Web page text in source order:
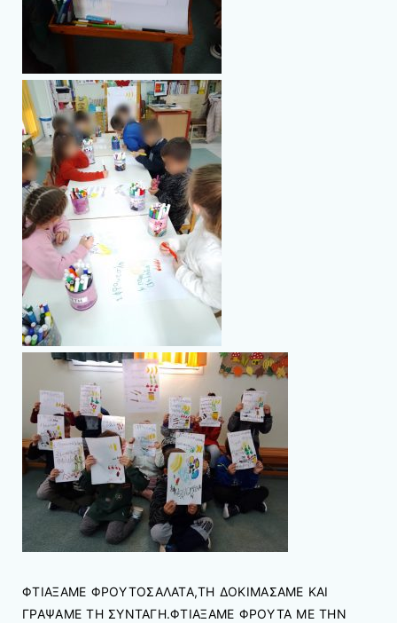
ΦΤΙΑΞΑΜΕ ΦΡΟΥΤΟΣΑΛΑΤΑ,ΤΗ ΔΟΚΙΜΑΣΑΜΕ ΚΑΙ
ΓΡΑΨΑΜΕ ΤΗ ΣΥΝΤΑΓΗ.ΦΤΙΑΞΑΜΕ ΦΡΟΥΤΑ ΜΕ ΤΗΝ